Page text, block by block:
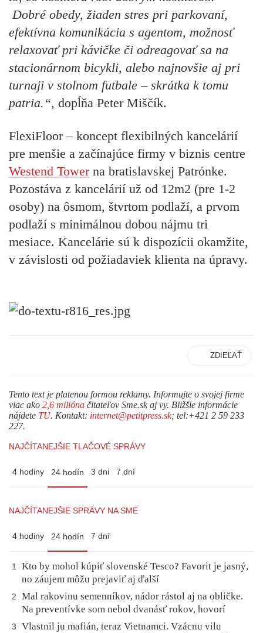
Dobré obedy, žiaden stres pri parkovaní,
efektívna komunikácia s agentom, možnosť
relaxovať pri kávičke či odreagovať sa na
stacionárnom bicykli, alebo najnovšie aj pri
turnaji v stolnom futbale – skrátka k tomu
patria.“, dopĺňa Peter Miščík.
FlexiFloor – koncept flexibilných kancelárií
pre menšie a začínajúce firmy v biznis centre
Westend Towerna bratislavskej Patrónke.
Pozostáva z kancelárií už od 12m2 (pre 1-2
osoby) na ôsmom, štvrtom podlaží, a prvom
podlaží s minimálnou dobou nájmu tri
mesiace. Kancelárie sú k dispozícii okamžite,
v závislosti od požiadaviek klienta na úpravy.
ZDIEĽAŤ
Tento text je platenou formou reklamy. Informujte o svojej firme
viac ako 2,6 milióna čitateľov Sme.sk aj vy. Bližšie informácie
nájdete TU. Kontakt: internet@petitpress.sk; tel:+421 2 59 233
227.
NAJČÍTANEJŠIE TLAČOVÉ SPRÁVY
4 hodiny 24 hodín 3 dni 7 dní
NAJČÍTANEJŠIE SPRÁVY NA SME
4 hodiny 24 hodín 7 dní
1
Kto by mohol kúpiť slovenské Tesco? Favorit je jasný,
no záujem môžu prejaviť aj ďalší
2
Mal rakovinu semenníkov, nádor rástol aj na obličke.
Na preventívke som nebol dvanásť rokov, hovorí
3
Vlastnil ju mafián, teraz Vietnamci. Vzácnu vilu